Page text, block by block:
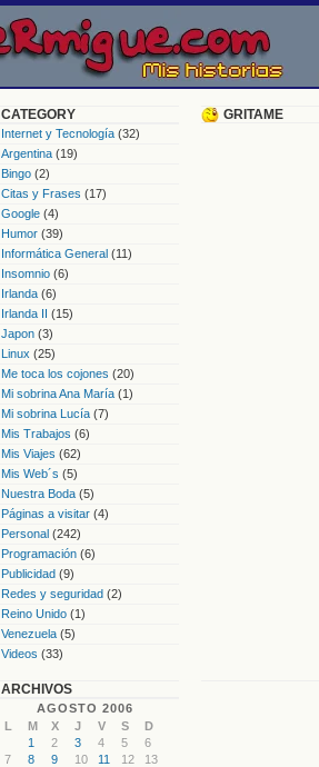
CATEGORY
Internet y Tecnología (32)
Argentina (19)
Bingo (2)
Citas y Frases (17)
Google (4)
Humor (39)
Informática General (11)
Insomnio (6)
Irlanda (6)
Irlanda II (15)
Japon (3)
Linux (25)
Me toca los cojones (20)
Mi sobrina Ana María (1)
Mi sobrina Lucía (7)
Mis Trabajos (6)
Mis Viajes (62)
Mis Web´s (5)
Nuestra Boda (5)
Páginas a visitar (4)
Personal (242)
Programación (6)
Publicidad (9)
Redes y seguridad (2)
Reino Unido (1)
Venezuela (5)
Videos (33)
GRITAME
ARCHIVOS
AGOSTO 2006
L
M X J V S
D
1
2 3 4 5
6
7
8 9 10 11 12
13